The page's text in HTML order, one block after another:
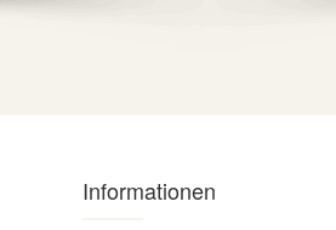
Informationen